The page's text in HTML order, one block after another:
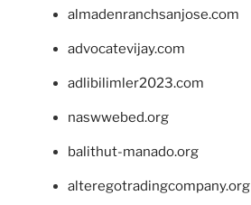
almadenranchsanjose.com
advocatevijay.com
adlibilimler2023.com
naswwebed.org
balithut-manado.org
alteregotradingcompany.org